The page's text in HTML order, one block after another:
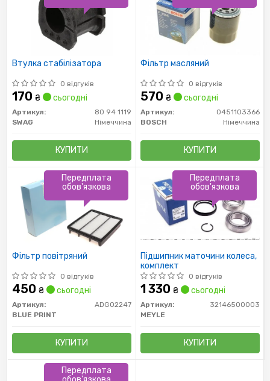
Втулка стабілізатора
0 відгуків
170 ₴ сьогодні
Артикул:
80 94 1119
SWAG
Німеччина
КУПИТИ
Фільтр масляний
0 відгуків
570 ₴ сьогодні
Артикул:
0451103366
BOSCH
Німеччина
КУПИТИ
Фільтр повітряний
0 відгуків
450 ₴ сьогодні
Артикул:
ADG02247
BLUE PRINT
КУПИТИ
Передплата
обов'язкова
Підшипник маточини колеса,
комплект
0 відгуків
1 330 ₴ сьогодні
Артикул:
32146500003
MEYLE
КУПИТИ
Передплата
обов'язкова
Передплата